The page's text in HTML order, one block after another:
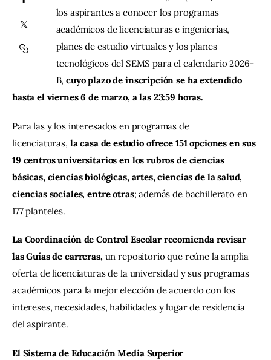
Contacto
los aspirantes a conocer los programas
académicos de licenciaturas e ingenierías,
planes de estudio virtuales y los planes
tecnológicos del SEMS para el calendario 2026-
B, cuyo plazo de inscripción se ha extendido
hasta el viernes 6 de marzo, a las 23:59 horas.
Para las y los interesados en programas de
licenciaturas, la casa de estudio ofrece 151 opciones en sus
19 centros universitarios en los rubros de ciencias
básicas, ciencias biológicas, artes, ciencias de la salud,
ciencias sociales, entre otras; además de bachillerato en
177 planteles.
La Coordinación de Control Escolar recomienda revisar
las Guías de carreras, un repositorio que reúne la amplia
oferta de licenciaturas de la universidad y sus programas
académicos para la mejor elección de acuerdo con los
intereses, necesidades, habilidades y lugar de residencia
del aspirante.
El Sistema de Educación Media Superior